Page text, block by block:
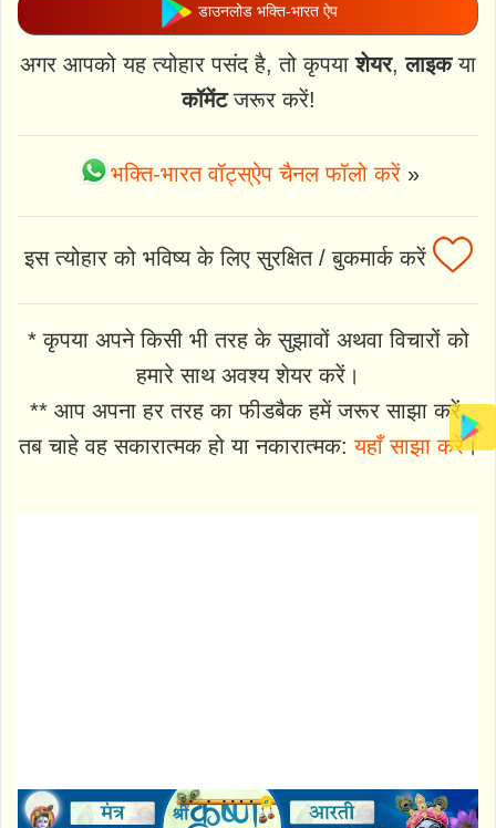
डाउनलोड भक्ति-भारत ऐप
अगर आपको यह त्योहार पसंद है, तो कृपयाशेयर,लाइकया
कॉमेंटजरूर करें!
भक्ति-भारत वॉट्स्ऐप चैनल फॉलो करें»
इस त्योहार को भविष्य के लिए सुरक्षित / बुकमार्क करें
* कृपया अपने किसी भी तरह के सुझावों अथवा विचारों को
हमारे साथ अवश्य शेयर करें।
** आप अपना हर तरह का फीडबैक हमें जरूर साझा करें,
तब चाहे वह सकारात्मक हो या नकारात्मक:यहाँ साझा करें।